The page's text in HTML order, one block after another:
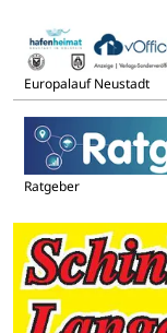
Europalauf Neustadt
Ratgeber